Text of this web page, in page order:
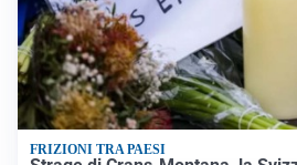
FRIZIONI TRA PAESI